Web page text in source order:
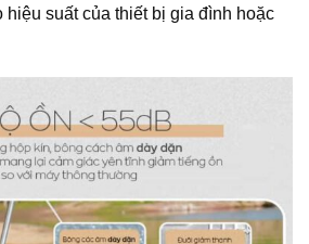
suất của thiết bị gia đình hoặc